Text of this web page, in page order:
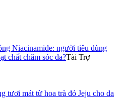
Niacinamide: người tiêu dùng
chất chăm sóc da?Tài Trợ
tươi mát từ hoa trà đỏ Jeju cho da